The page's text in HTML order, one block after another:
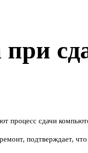
процесс сдачи
подтверждает,